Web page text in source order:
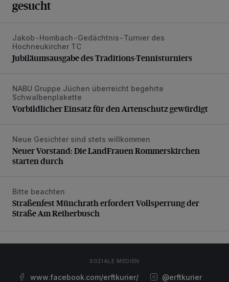
gesucht
Jubiläumsausgabe des Traditions-Tennisturniers
Jakob-Hombach-Gedächtnis-Turnier des
Hochneukircher TC
Jubiläumsausgabe des Traditions-Tennisturniers
Vorbildlicher Einsatz für den Artenschutz gewürdigt
NABU Gruppe Jüchen überreicht begehrte
Schwalbenplakette
Vorbildlicher Einsatz für den Artenschutz gewürdigt
Neuer Vorstand: Die LandFrauen Rommerskirchen starten
Neue Gesichter sind stets willkommen
Neuer Vorstand: Die LandFrauen Rommerskirchen
starten durch
Straßenfest Münchrath erfordert Vollsperrung der Straße
Bitte beachten
Straßenfest Münchrath erfordert Vollsperrung der
Straße Am Reiherbusch
SOZIALE MEDIEN
www.facebook.com/erftkurier/ @erftkurier